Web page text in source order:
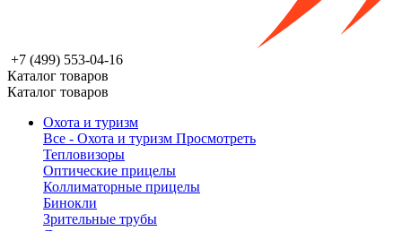
+7 (499) 553-04-16
Каталог товаров
Каталог товаров
Охота и туризм
Все - Охота и туризм Просмотреть
Тепловизоры
Оптические прицелы
Коллиматорные прицелы
Бинокли
Зрительные трубы